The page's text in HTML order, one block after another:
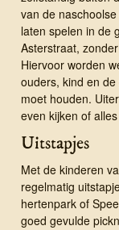
van de
laten spelen in de
Asterstraat,
Hiervoor worden
ouders, kind en
moet houden.
even kijken of
Uitstapjes
Met de kinderen
regelmatig
hertenpark of
goed gevulde